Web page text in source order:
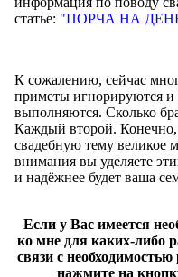
статье: "ПОРЧА НА
К сожалению, сейчас
приметы игнорируются и
выполняются. Сколько
Каждый второй. Конечно,
свадебную тему великое
внимания вы уделяете
и надёжнее будет ваша
Если у Вас имеется
ко мне для каких-либо
связи с
нажмите на